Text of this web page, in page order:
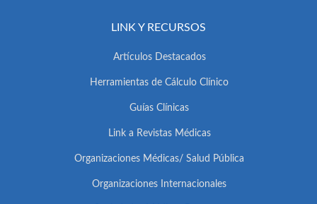
LINK Y RECURSOS
Artículos Destacados
Herramientas de Cálculo Clínico
Guías Clínicas
Link a Revistas Médicas
Organizaciones Médicas/ Salud Pública
Organizaciones Internacionales